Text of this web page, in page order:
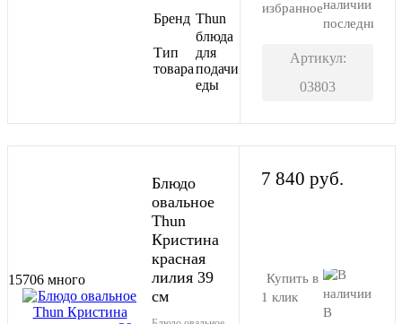
Бренд Thun
Тип
товара
блюда
для
подачи
еды
избранное
последний
Артикул:
03803
15706 много
Блюдо
овальное
Thun
Кристина
красная
лилия 39
см
7 840 руб.
Купить в
1 клик
В